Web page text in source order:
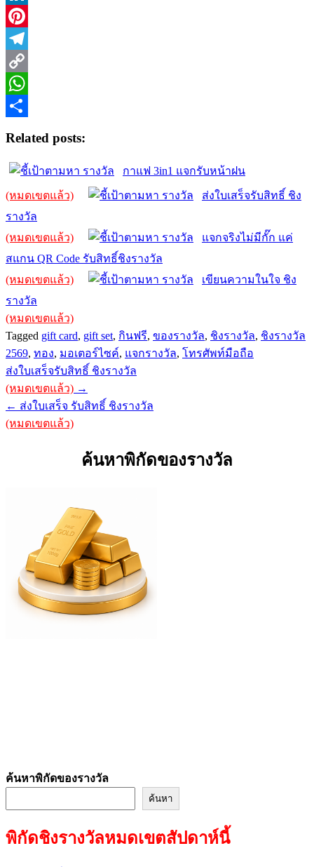
LinkedIn
Pinterest
Telegram
Copy
Link
WhatsApp
Related posts:
กาแฟ 3in1 แจกรับหน้าฝน
(หมดเขตแล้ว)
ส่งใบเสร็จรับสิทธิ์ ชิง
รางวัล
(หมดเขตแล้ว)
แจกจริงไม่มีกั๊ก แค่
สแกน QR Code รับสิทธิ์ชิงรางวัล
(หมดเขตแล้ว)
เขียนความในใจ ชิง
รางวัล
(หมดเขตแล้ว)
Tagged gift card, gift set, กินฟรี, ของรางวัล, ชิงรางวัล, ชิงรางวัล
2569, ทอง, มอเตอร์ไซค์, แจกรางวัล, โทรศัพท์มือถือ
Post
navigation
ส่งใบเสร็จรับสิทธิ์ ชิงรางวัล
(หมดเขตแล้ว) →
← ส่งใบเสร็จ รับสิทธิ์ ชิงรางวัล
(หมดเขตแล้ว)
ค้นหาพิกัดของรางวัล
ค้นหาพิกัดของรางวัล
ค้นหา
พิกัดชิงรางวัลหมดเขตสัปดาห์นี้